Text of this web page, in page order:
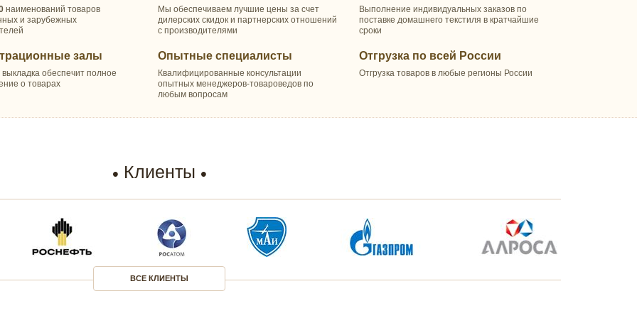
наименований товаров
и зарубежных
залы
обеспечит полное
о товарах
Мы обеспечиваем лучшие цены за счет
дилерских скидок и партнерских отношений
с производителями
Опытные специалисты
Квалифицированные консультации
опытных менеджеров-товароведов по
любым вопросам
Выполнение индивидуальных заказов по
поставке домашнего текстиля в кратчайшие
сроки
Отгрузка по всей России
Отгрузка товаров в любые регионы России
Клиенты
ВСЕ КЛИЕНТЫ